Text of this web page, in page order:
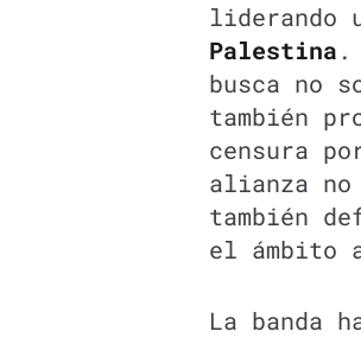
liderando
Palestina .
busca no
también
censura
alianza
también
el ámbito
La banda